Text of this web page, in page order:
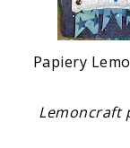
Papiery
Lemoncraft